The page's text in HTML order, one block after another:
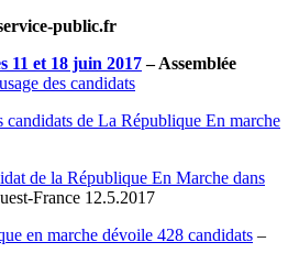
public.fr
11 et 18 juin 2017– Assemblée
des candidats
candidats de La République En marche
de la République En Marche dans
France 12.5.2017
en marche dévoile 428 candidats –